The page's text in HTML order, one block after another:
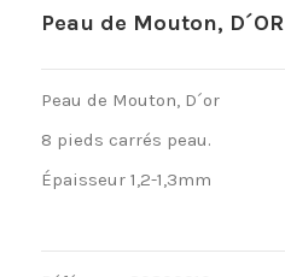
Peau de Mouton, D´OR
Peau de Mouton, D´or
8 pieds carrés peau.
Épaisseur 1,2-1,3mm